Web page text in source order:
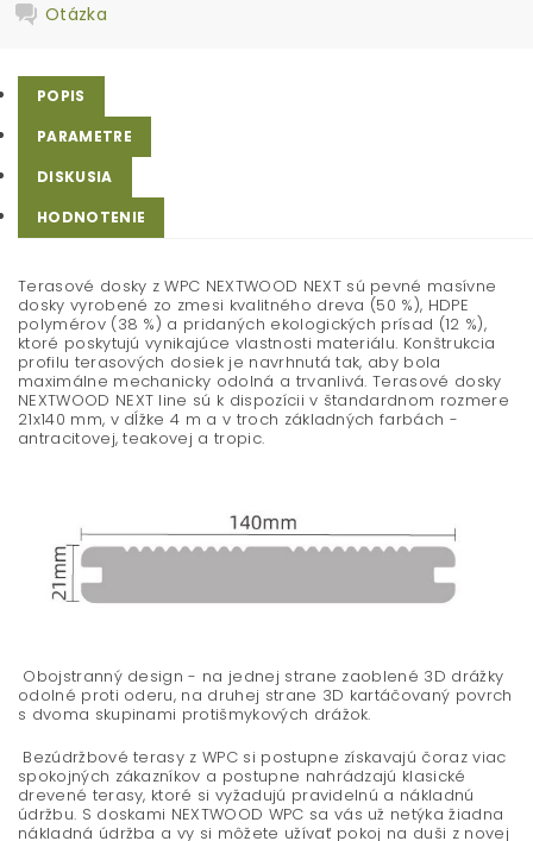
Otázka
POPIS
PARAMETRE
DISKUSIA
HODNOTENIE
Terasové dosky z WPC NEXTWOOD NEXT sú pevné masívne
dosky vyrobené zo zmesi kvalitného dreva (50 %), HDPE
polymérov (38 %) a pridaných ekologických prísad (12 %),
ktoré poskytujú vynikajúce vlastnosti materiálu. Konštrukcia
profilu terasových dosiek je navrhnutá tak, aby bola
maximálne mechanicky odolná a trvanlivá. Terasové dosky
NEXTWOOD NEXT line sú k dispozícii v štandardnom rozmere
21x140 mm, v dĺžke 4 m a v troch základných farbách -
antracitovej, teakovej a tropic.
Obojstranný design - na jednej strane zaoblené 3D drážky
odolné proti oderu, na druhej strane 3D kartáčovaný povrch
s dvoma skupinami protišmykových drážok.
Bezúdržbové terasy z WPC si postupne získavajú čoraz viac
spokojných zákazníkov a postupne nahrádzajú klasické
drevené terasy, ktoré si vyžadujú pravidelnú a nákladnú
údržbu. S doskami NEXTWOOD WPC sa vás už netýka žiadna
nákladná údržba a vy si môžete užívať pokoj na duši z novej